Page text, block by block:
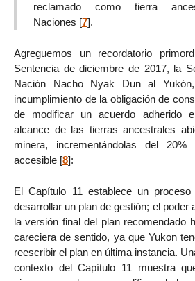
reclamado como tierra
Naciones [7].
Agreguemos un recordatorio
Sentencia de diciembre de 2017, la
Nación Nacho Nyak Dun al
incumplimiento de la obligación de
de modificar un acuerdo adherido
alcance de las tierras ancestrales
minera, incrementándolas del
accesible [8]:
El Capítulo 11 establece un
desarrollar un plan de gestión; el poder
la versión final del plan recomendado
careciera de sentido, ya que Yukon
reescribir el plan en última instancia.
contexto del Capítulo 11 muestra